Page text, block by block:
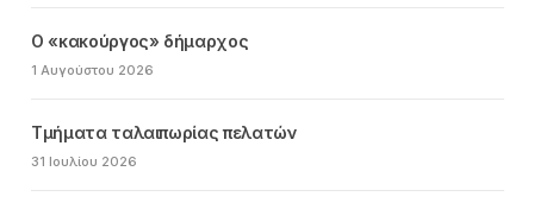
Ο «κακούργος» δήμαρχος
1 Αυγούστου 2026
Τμήματα ταλαιπωρίας πελατών
31 Ιουλίου 2026